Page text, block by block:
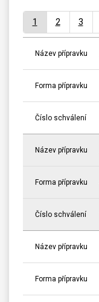
1 2 3
Název přípravku
Forma přípravku
Číslo schválení
Název přípravku
Forma přípravku
Číslo schválení
Název přípravku
Forma přípravku